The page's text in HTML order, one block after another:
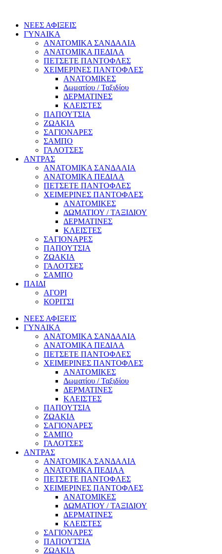
ΝΕΕΣ ΑΦΙΞΕΙΣ
ΓΥΝΑΙΚΑ
ΑΝΑΤΟΜΙΚΑ ΣΑΝΔΑΛΙΑ
ΑΝΑΤΟΜΙΚΑ ΠΕΔΙΛΑ
ΠΕΤΣΕΤΕ ΠΑΝΤΟΦΛΕΣ
ΧΕΙΜΕΡΙΝΕΣ ΠΑΝΤΟΦΛΕΣ
ΑΝΑΤΟΜΙΚΕΣ
Δωματίου / Ταξιδίου
ΔΕΡΜΑΤΙΝΕΣ
ΚΛΕΙΣΤΕΣ
ΠΑΠΟΥΤΣΙΑ
ΖΩΑΚΙΑ
ΣΑΓΙΟΝΑΡΕΣ
ΣΑΜΠΟ
ΓΑΛΟΤΣΕΣ
ΑΝΤΡΑΣ
ΑΝΑΤΟΜΙΚΑ ΣΑΝΔΑΛΙΑ
ΑΝΑΤΟΜΙΚΑ ΠΕΔΙΛΑ
ΠΕΤΣΕΤΕ ΠΑΝΤΟΦΛΕΣ
ΧΕΙΜΕΡΙΝΕΣ ΠΑΝΤΟΦΛΕΣ
ΑΝΑΤΟΜΙΚΕΣ
ΔΩΜΑΤΙΟΥ / ΤΑΞΙΔΙΟΥ
ΔΕΡΜΑΤΙΝΕΣ
ΚΛΕΙΣΤΕΣ
ΣΑΓΙΟΝΑΡΕΣ
ΠΑΠΟΥΤΣΙΑ
ΖΩΑΚΙΑ
ΓΑΛΟΤΣΕΣ
ΣΑΜΠΟ
ΠΑΙΔΙ
ΑΓΟΡΙ
ΚΟΡΙΤΣΙ
ΝΕΕΣ ΑΦΙΞΕΙΣ
ΓΥΝΑΙΚΑ
ΑΝΑΤΟΜΙΚΑ ΣΑΝΔΑΛΙΑ
ΑΝΑΤΟΜΙΚΑ ΠΕΔΙΛΑ
ΠΕΤΣΕΤΕ ΠΑΝΤΟΦΛΕΣ
ΧΕΙΜΕΡΙΝΕΣ ΠΑΝΤΟΦΛΕΣ
ΑΝΑΤΟΜΙΚΕΣ
Δωματίου / Ταξιδίου
ΔΕΡΜΑΤΙΝΕΣ
ΚΛΕΙΣΤΕΣ
ΠΑΠΟΥΤΣΙΑ
ΖΩΑΚΙΑ
ΣΑΓΙΟΝΑΡΕΣ
ΣΑΜΠΟ
ΓΑΛΟΤΣΕΣ
ΑΝΤΡΑΣ
ΑΝΑΤΟΜΙΚΑ ΣΑΝΔΑΛΙΑ
ΑΝΑΤΟΜΙΚΑ ΠΕΔΙΛΑ
ΠΕΤΣΕΤΕ ΠΑΝΤΟΦΛΕΣ
ΧΕΙΜΕΡΙΝΕΣ ΠΑΝΤΟΦΛΕΣ
ΑΝΑΤΟΜΙΚΕΣ
ΔΩΜΑΤΙΟΥ / ΤΑΞΙΔΙΟΥ
ΔΕΡΜΑΤΙΝΕΣ
ΚΛΕΙΣΤΕΣ
ΣΑΓΙΟΝΑΡΕΣ
ΠΑΠΟΥΤΣΙΑ
ΖΩΑΚΙΑ